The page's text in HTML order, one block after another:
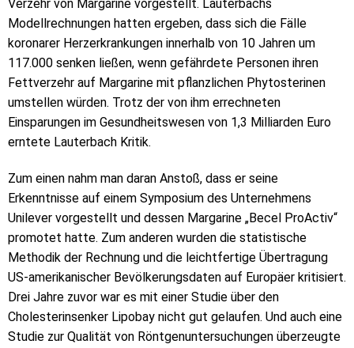
Verzehr von Margarine vorgestellt. Lauterbachs
Modellrechnungen hatten ergeben, dass sich die Fälle
koronarer Herzerkrankungen innerhalb von 10 Jahren um
117.000 senken ließen, wenn gefährdete Personen ihren
Fettverzehr auf Margarine mit pflanzlichen Phytosterinen
umstellen würden. Trotz der von ihm errechneten
Einsparungen im Gesundheitswesen von 1,3 Milliarden Euro
erntete Lauterbach Kritik.
Zum einen nahm man daran Anstoß, dass er seine
Erkenntnisse auf einem Symposium des Unternehmens
Unilever vorgestellt und dessen Margarine „Becel ProActiv“
promotet hatte. Zum anderen wurden die statistische
Methodik der Rechnung und die leichtfertige Übertragung
US-amerikanischer Bevölkerungsdaten auf Europäer kritisiert.
Drei Jahre zuvor war es mit einer Studie über den
Cholesterinsenker Lipobay nicht gut gelaufen. Und auch eine
Studie zur Qualität von Röntgenuntersuchungen überzeugte